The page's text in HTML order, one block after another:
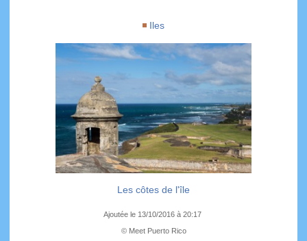
Iles
Les côtes de l'île
Ajoutée le 13/10/2016 à 20:17
© Meet Puerto Rico